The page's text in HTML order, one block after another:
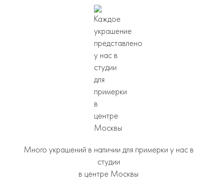
Много украшений в наличии для примерки у нас в
студии
в центре Москвы